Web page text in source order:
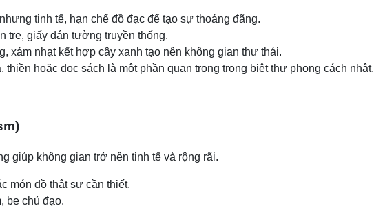
tinh tế, hạn chế đồ đạc để tạo sự thoáng đãng.
tre, giấy dán tường truyền thống.
xám nhạt kết hợp cây xanh tạo nên không gian thư thái.
thiền hoặc đọc sách là một phần quan trọng trong biệt thự phong cách nhật.
giúp không gian trở nên tinh tế và rộng rãi.
món đồ thật sự cần thiết.
be chủ đạo.